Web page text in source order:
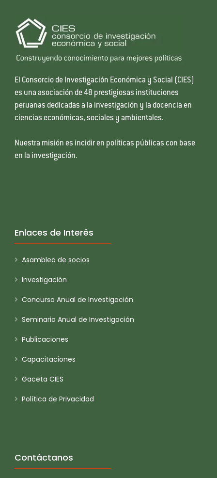
El Consorcio de Investigación Económica y Social (CIES)
es una asociación de 48 prestigiosas instituciones
peruanas dedicadas a la investigación y la docencia en
ciencias económicas, sociales y ambientales.
Nuestra misión es incidir en políticas públicas con base
en la investigación.
Enlaces de Interés
Asamblea de socios
Investigación
Concurso Anual de Investigación
Seminario Anual de Investigación
Publicaciones
Capacitaciones
Gaceta CIES
Política de Privacidad
Contáctanos